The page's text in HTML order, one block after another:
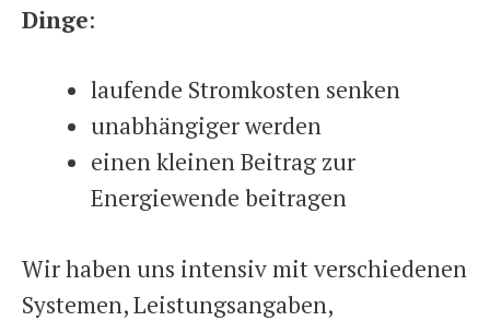
Dinge:
laufende Stromkosten senken
unabhängiger werden
einen kleinen Beitrag zur
Energiewende beitragen
Wir haben uns intensiv mit verschiedenen
Systemen, Leistungsangaben,